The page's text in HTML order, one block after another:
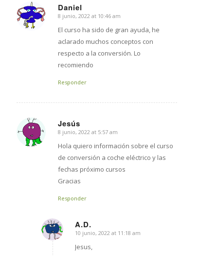
Daniel
says:
8 junio, 2022 at 10:46 am
El curso ha sido de gran ayuda, he
aclarado muchos conceptos con
respecto a la conversión. Lo
recomiendo
Responder
Jesús
says:
8 junio, 2022 at 5:57 am
Hola quiero información sobre el curso
de conversión a coche eléctrico y las
fechas próximo cursos
Gracias
Responder
A.D.
says:
10 junio, 2022 at 11:18 am
Jesus,